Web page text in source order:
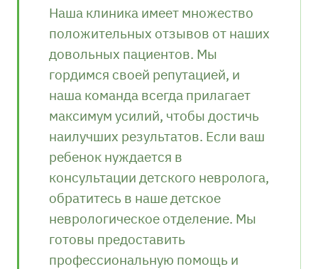
Наша клиника имеет множество
положительных отзывов от наших
довольных пациентов. Мы
гордимся своей репутацией, и
наша команда всегда прилагает
максимум усилий, чтобы достичь
наилучших результатов. Если ваш
ребенок нуждается в
консультации детского невролога,
обратитесь в наше детское
неврологическое отделение. Мы
готовы предоставить
профессиональную помощь и